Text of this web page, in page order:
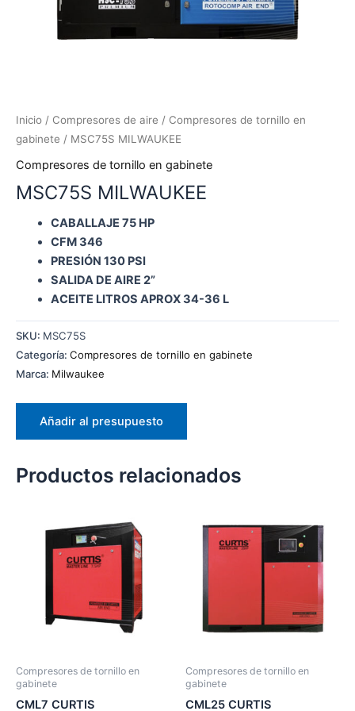
Inicio / Compresores de aire / Compresores de tornillo en
gabinete / MSC75S MILWAUKEE
Compresores de tornillo en gabinete
MSC75S MILWAUKEE
CABALLAJE 75 HP
CFM 346
PRESIÓN 130 PSI
SALIDA DE AIRE 2”
ACEITE LITROS APROX 34-36 L
SKU: MSC75S
Categoría: Compresores de tornillo en gabinete
Marca: Milwaukee
Añadir al presupuesto
Productos relacionados
Compresores de tornillo en
gabinete
CML7 CURTIS
Compresores de tornillo en
gabinete
CML25 CURTIS